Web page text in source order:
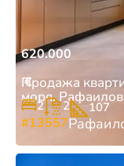
620.000
€
Продажа
моря,
2 2 107
#13557